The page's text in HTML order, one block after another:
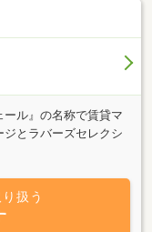
ル』の名称で賃貸マ
とラバーズセレクシ
を展開してお
リラクゼーション入
致します。是非、お
ージ『パティシェー
扱う